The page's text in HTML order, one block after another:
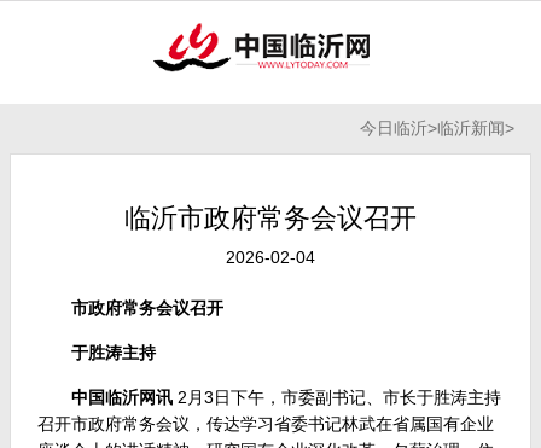
今日临沂>临沂新闻>
临沂市政府常务会议召开
2026-02-04
市政府常务会议召开
于胜涛主持
中国临沂网讯 2月3日下午，市委副书记、市长于胜涛主持
召开市政府常务会议，传达学习省委书记林武在省属国有企业